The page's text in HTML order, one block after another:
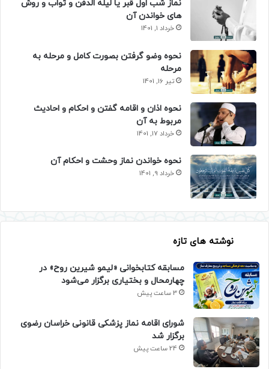
نماز شب اول قبر یا لیله الدفن و ثواب و روش
های خواندن آن
خرداد 1, 1401
نحوه وضو گرفتن بصورت کامل و مرحله به
مرحله
تیر 16, 1401
نحوه اذان و اقامه گفتن و احکام و احادیث
مربوط به آن
خرداد 17, 1401
نحوه خواندن نماز وحشت و احکام آن
خرداد 9, 1401
نوشته های تازه
مسابقه کتابخوانی «لیمو شیرین روح» در
چهارمحال و بختیاری برگزار می‌شود
3 ساعت پیش
شورای اقامه نماز پزشکی قانونی خراسان رضوی
برگزار شد
24 ساعت پیش